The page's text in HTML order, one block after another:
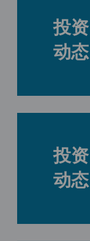
投资
动态
投资
动态